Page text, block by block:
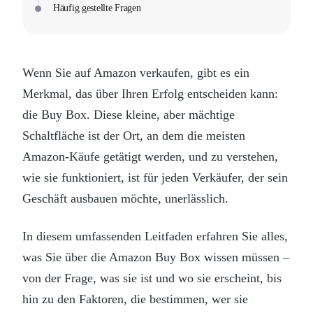
Häufig gestellte Fragen
Wenn Sie auf Amazon verkaufen, gibt es ein
Merkmal, das über Ihren Erfolg entscheiden kann:
die Buy Box. Diese kleine, aber mächtige
Schaltfläche ist der Ort, an dem die meisten
Amazon-Käufe getätigt werden, und zu verstehen,
wie sie funktioniert, ist für jeden Verkäufer, der sein
Geschäft ausbauen möchte, unerlässlich.
In diesem umfassenden Leitfaden erfahren Sie alles,
was Sie über die Amazon Buy Box wissen müssen –
von der Frage, was sie ist und wo sie erscheint, bis
hin zu den Faktoren, die bestimmen, wer sie